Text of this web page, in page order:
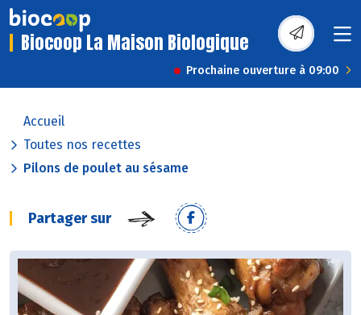
Biocoop La Maison Biologique
Prochaine ouverture à 09:00
Accueil
Toutes nos recettes
Pilons de poulet au sésame
Partager sur